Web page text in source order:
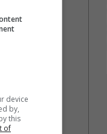
device
by,
this
of